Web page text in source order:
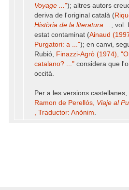
Voyage ..."); altres autors
deriva de l'original català (
Història de la literatura ... , vol.
estat contaminat (Ainaud
Purgatori: a ..."); en canvi,
Rubió, Finazzi-Agrò (1974),
catalano? ..." considera que
occità.
Per a les versions castellanes,
Ramon de Perellós, Viaje al
, Traductor: Anònim.